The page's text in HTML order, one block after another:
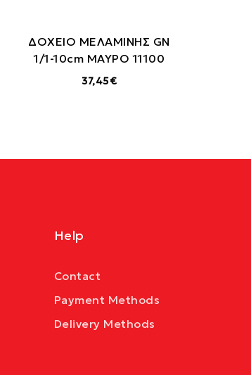
ΔΟΧΕΙΟ ΜΕΛΑΜΙΝΗΣ GN
1/1-10cm ΜΑΥΡΟ 11100
37,45€
Help
Contact
Payment Methods
Delivery Methods